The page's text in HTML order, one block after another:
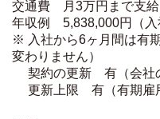
交通費 月3万円まで支給
年収例 5,838,000円（入
※ 入社から6ヶ月間は有
変わりません）
契約の更新 有（会社
更新上限 有（有期雇